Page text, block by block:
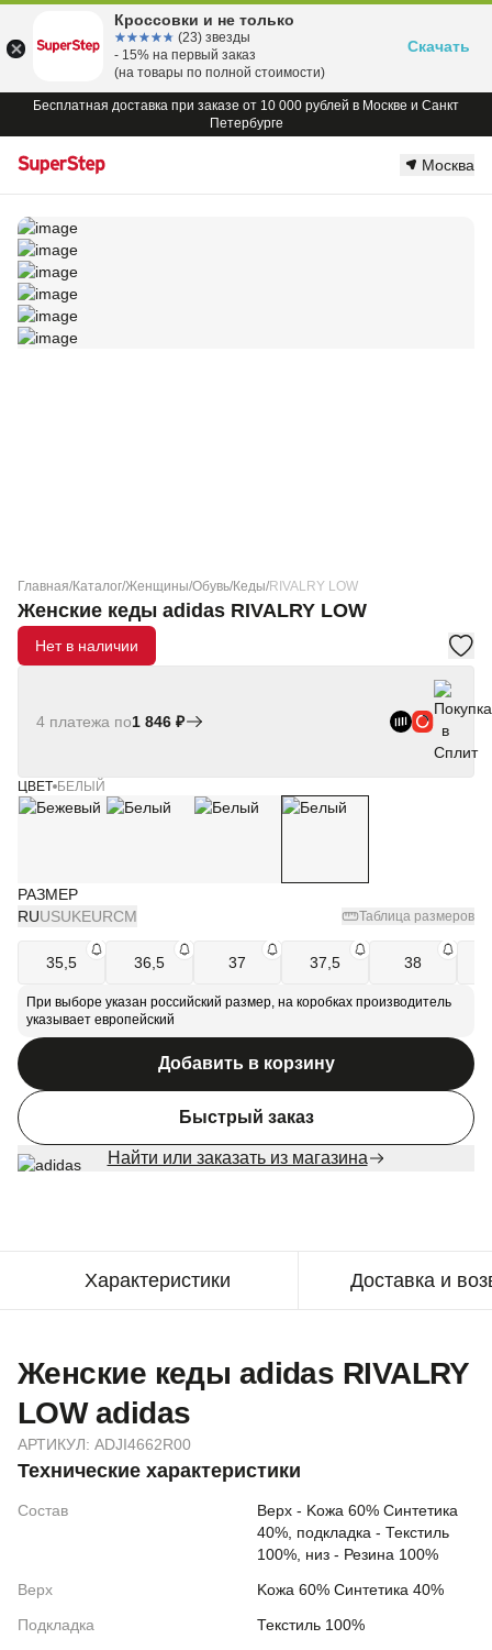
Бесплатная доставка при заказе от 10 000 рублей в Москве и Санкт
Петербурге
Москва
Главная/Каталог/Женщины/Обувь/Кеды/RIVALRY LOW
Женские кеды adidas RIVALRY LOW
Нет в наличии
4 платежа по1 846 ₽
ЦВЕТ БЕЛЫЙ
РАЗМЕР
RUUSUKEURСМ Таблица размеров
35,5 36,5 37 37,5 38
При выборе указан российский размер, на коробках производитель
указывает европейский
Добавить в корзину
Быстрый заказ
Найти или заказать из магазина
Характеристики Доставка и
Женские кеды adidas RIVALRY
LOW adidas
АРТИКУЛ: ADJI4662R00
Технические характеристики
Состав
Верх - Koжа 60% Синтетика
40%, подкладка - Текстиль
100%, низ - Резина 100%
Верх
Koжа 60% Синтетика 40%
Подкладка
Текстиль 100%
Кроссовки и не только
☆☆☆☆☆
★★★★★ (23) звезды
- 15% на первый заказ
(на товары по полной стоимости)
Скачать